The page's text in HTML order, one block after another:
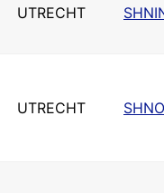
UTRECHT
UTRECHT